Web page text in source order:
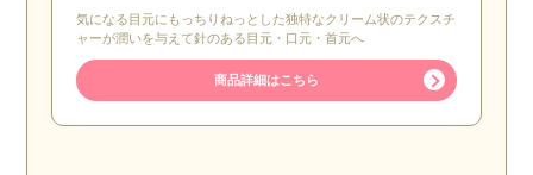
気になる目元にもっちりねっとした独特なクリーム状のテクスチ
ャーが潤いを与えて針のある目元・口元・首元へ
商品詳細はこちら